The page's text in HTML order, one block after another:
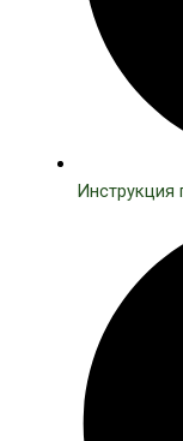
Инструкция